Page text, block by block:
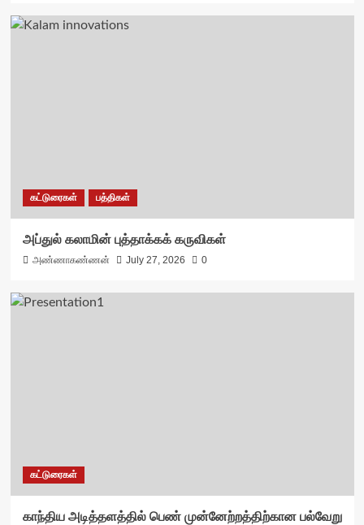
கட்டுரைகள் பத்திகள்
அப்துல் கலாமின் புத்தாக்கக் கருவிகள்
அண்ணாகண்ணன் July 27, 2026 0
கட்டுரைகள்
காந்திய அடித்தளத்தில் பெண் முன்னேற்றத்திற்கான பல்வேறு